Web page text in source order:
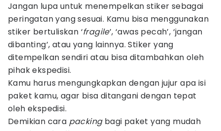
Jangan lupa untuk menempelkan stiker sebagai
peringatan yang sesuai. Kamu bisa menggunakan
stiker bertuliskan ‘fragile’, ‘awas pecah’, ‘jangan
dibanting’, atau yang lainnya. Stiker yang
ditempelkan sendiri atau bisa ditambahkan oleh
pihak ekspedisi.
Kamu harus mengungkapkan dengan jujur apa isi
paket kamu, agar bisa ditangani dengan tepat
oleh ekspedisi.
Demikian cara packingbagi paket yang mudah